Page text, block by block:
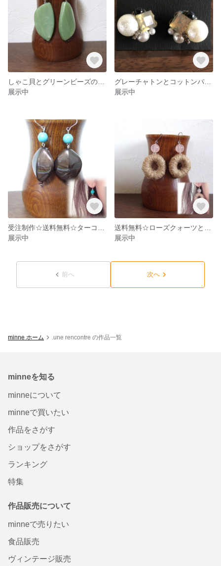
展示中
展示中
展示中
展示中
前へ 次へ
minne ホーム .une rencontre の作品一覧
minneを知る
minneについて
minneで買いたい
作品をさがす
ショップをさがす
ランキング
特集
作品販売について
minneで売りたい
食品販売
ヴィンテージ販売